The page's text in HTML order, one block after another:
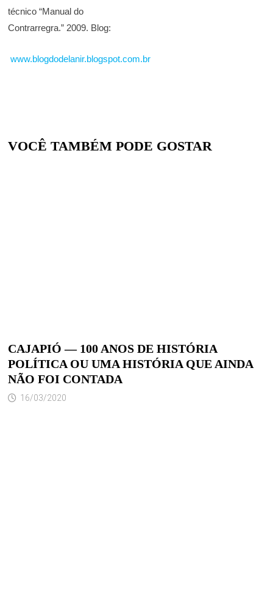
técnico “Manual do
Contrarregra.” 2009. Blog:
www.blogdodelanir.blogspot.com.br
VOCÊ TAMBÉM PODE GOSTAR
CAJAPIÓ — 100 ANOS DE HISTÓRIA
POLÍTICA OU UMA HISTÓRIA QUE AINDA
NÃO FOI CONTADA
16/03/2020